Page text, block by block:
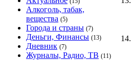
Алкоголь, табак,
вещества (5)
Города и страны (7)
Деньги, Финансы (13)
Дневник (7)
Журналы, Радио, ТВ (11)
14.